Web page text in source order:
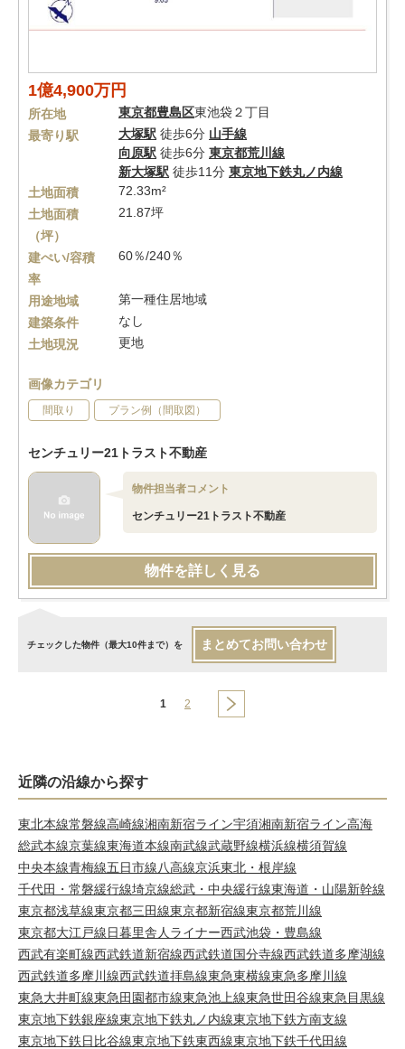
1億4,900万円
所在地 東京都豊島区東池袋２丁目
最寄り駅
大塚駅 徒歩6分 山手線
向原駅 徒歩6分 東京都荒川線
新大塚駅 徒歩11分 東京地下鉄丸ノ内線
土地面積
72.33m²
土地面積
（坪）
21.87坪
建ぺい/容積
率
60％/240％
用途地域
第一種住居地域
建築条件
なし
土地現況
更地
画像カテゴリ
間取り プラン例（間取図）
センチュリー21トラスト不動産
物件担当者コメント
センチュリー21トラスト不動産
物件を詳しく見る
チェックした物件（最大10件まで）を まとめてお問い合わせ
1 2
近隣の沿線から探す
東北本線常磐線高崎線湘南新宿ライン宇須湘南新宿ライン高海
総武本線京葉線東海道本線南武線武蔵野線横浜線横須賀線
中央本線青梅線五日市線八高線京浜東北・根岸線
千代田・常磐緩行線埼京線総武・中央緩行線東海道・山陽新幹線
東京都浅草線東京都三田線東京都新宿線東京都荒川線
東京都大江戸線日暮里舎人ライナー西武池袋・豊島線
西武有楽町線西武鉄道新宿線西武鉄道国分寺線西武鉄道多摩湖線
西武鉄道多摩川線西武鉄道拝島線東急東横線東急多摩川線
東急大井町線東急田園都市線東急池上線東急世田谷線東急目黒線
東京地下鉄銀座線東京地下鉄丸ノ内線東京地下鉄方南支線
東京地下鉄日比谷線東京地下鉄東西線東京地下鉄千代田線